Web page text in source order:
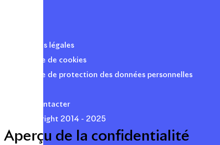
Mentions légales
Politique de cookies
Politique de protection des données personnelles
Nous contacter
© Copyright 2014 - 2025
Aperçu de la confidentialité